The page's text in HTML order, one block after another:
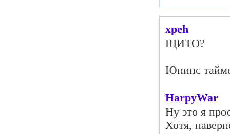
xpeh
ЩИТО?
Юнипс
HarpyWar
Ну это я
Хотя,